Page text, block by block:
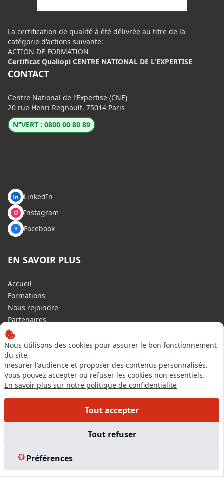
Nous utilisons des cookies pour assurer le bon fonctionnement
du site,
mesurer l'audience et proposer des contenus personnalisés.
Vous pouvez accepter ou refuser les cookies non essentiels.
En savoir plus sur notre politique de confidentialité
Tout accepter
Tout refuser
Préférences
La certification de qualité à été délivrée au titre de la
catégorie d'actions suivante:
ACTION DE FORMATION
Certificat Qualiopi CENTRE NATIONAL DE L'EXPERTISE
CONTACT
Centre National de l’Expertise (CNE)
20 rue Henri Regnault, 75014 Paris
N°VERT : 0800 00 80 89
LinkedIn
Instagram
Facebook
EN SAVOIR PLUS
Accueil
Formations
Nous rejoindre
Partenaires
Autres missions
Le C.N.E.
Membre IVSC
Logiciel
L’Expert
Tarifs
Experts Immobiliers par régions
Plan du site
© 2026 l-expertise CNE - Centre National de l’Expertise. Tous